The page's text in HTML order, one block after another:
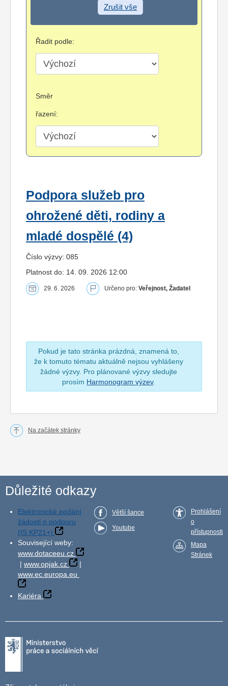
Zrušit vše
Řadit podle:
Směr
řazení:
Podpora služeb pro
ohrožené děti, rodiny a
mladé dospělé (4)
Číslo výzvy: 085
Platnost do: 14. 09. 2026 12:00
29. 6. 2026 Určeno pro: Veřejnost, Žadatel
Pokud je tato stránka prázdná, znamená to,
že k tomuto tématu aktuálně nejsou vyhlášeny
žádné výzvy. Pro plánované výzvy sledujte
prosím Harmonogram výzev.
Na začátek stránky
Důležité odkazy
Elektronické podání
žádosti o podporu
(IS KP21+)
Související weby:
www.dotaceeu.cz
| www.opjak.cz
|
www.ec.europa.eu
Kariéra
Větší šance
Youtube
Prohlášení
o
přístupnosti
Mapa
Stránek